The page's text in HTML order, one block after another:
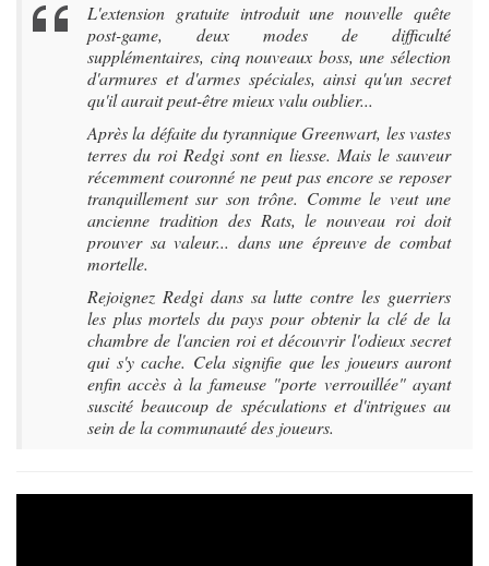
L'extension gratuite introduit une nouvelle quête
post-game, deux modes de difficulté
supplémentaires, cinq nouveaux boss, une sélection
d'armures et d'armes spéciales, ainsi qu'un secret
qu'il aurait peut-être mieux valu oublier...
Après la défaite du tyrannique Greenwart, les vastes
terres du roi Redgi sont en liesse. Mais le sauveur
récemment couronné ne peut pas encore se reposer
tranquillement sur son trône. Comme le veut une
ancienne tradition des Rats, le nouveau roi doit
prouver sa valeur... dans une épreuve de combat
mortelle.
Rejoignez Redgi dans sa lutte contre les guerriers
les plus mortels du pays pour obtenir la clé de la
chambre de l'ancien roi et découvrir l'odieux secret
qui s'y cache. Cela signifie que les joueurs auront
enfin accès à la fameuse "porte verrouillée" ayant
suscité beaucoup de spéculations et d'intrigues au
sein de la communauté des joueurs.